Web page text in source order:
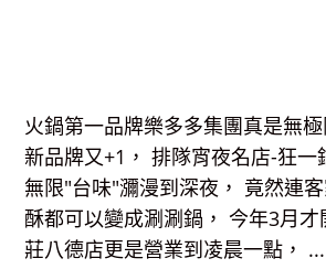
火鍋第一品牌樂多多集團真是無
新品牌又+1， 排隊宵夜名店-狂一
無限"台味"瀰漫到深夜， 竟然連
酥都可以變成涮涮鍋， 今年3月
莊八德店更是營業到凌晨一點， ...